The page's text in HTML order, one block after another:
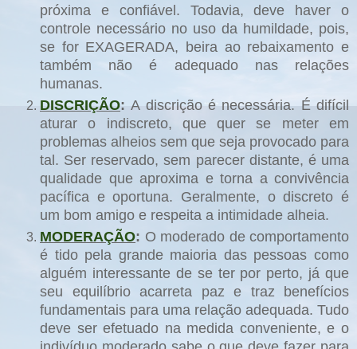
próxima e confiável. Todavia, deve haver o
controle necessário no uso da humildade, pois,
se for EXAGERADA, beira ao rebaixamento e
também não é adequado nas relações
humanas.
DISCRIÇÃO:A discrição é necessária. É difícil
aturar o indiscreto, que quer se meter em
problemas alheios sem que seja provocado para
tal. Ser reservado, sem parecer distante, é uma
qualidade que aproxima e torna a convivência
pacífica e oportuna. Geralmente, o discreto é
um bom amigo e respeita a intimidade alheia.
MODERAÇÃO: O moderado de comportamento
é tido pela grande maioria das pessoas como
alguém interessante de se ter por perto, já que
seu equilíbrio acarreta paz e traz benefícios
fundamentais para uma relação adequada. Tudo
deve ser efetuado na medida conveniente, e o